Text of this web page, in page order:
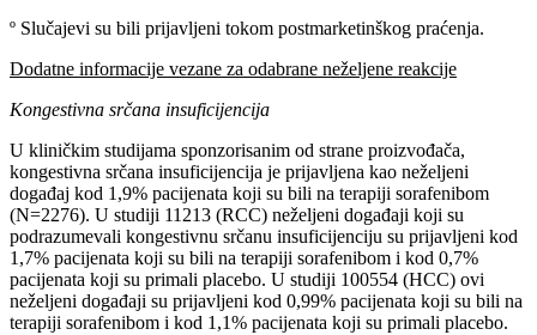
º Slučajevi su bili prijavljeni tokom postmarketinškog praćenja.
Dodatne informacije vezane za odabrane neželjene reakcije
Kongestivna srčana insuficijencija
U kliničkim studijama sponzorisanim od strane proizvođača,
kongestivna srčana insuficijencija je prijavljena kao neželjeni
događaj kod 1,9% pacijenata koji su bili na terapiji sorafenibom
(N=2276). U studiji 11213 (RCC) neželjeni događaji koji su
podrazumevali kongestivnu srčanu insuficijenciju su prijavljeni kod
1,7% pacijenata koji su bili na terapiji sorafenibom i kod 0,7%
pacijenata koji su primali placebo. U studiji 100554 (HCC) ovi
neželjeni događaji su prijavljeni kod 0,99% pacijenata koji su bili na
terapiji sorafenibom i kod 1,1% pacijenata koji su primali placebo.